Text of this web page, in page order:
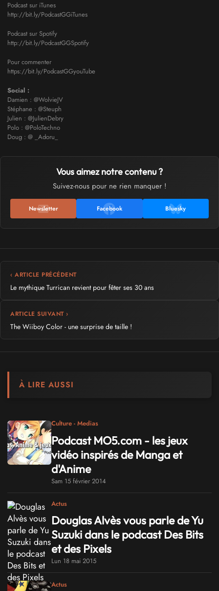
Podcast sur iTunes
http://bit.ly/PodcastGGiTunes
Podcast sur Spotify
http://bit.ly/PodcastGGSpotify
Pour commenter
https://bit.ly/PodcastGGyouTube
Social :
Damien : @WolvieJV
Stéphane : @Steuph
Julien : @JulienDebry
Polo : @PoloTechno
Doug : @ _Adoru_
Vous aimez notre contenu ?
Suivez-nous pour ne rien manquer !
Newsletter Facebook Bluesky
‹ ARTICLE PRÉCÉDENT
Le mythique Turrican revient pour fêter ses 30 ans
ARTICLE SUIVANT ›
The Wiiboy Color - une surprise de taille !
À LIRE AUSSI
Culture - Medias
Podcast MO5.com - les jeux
vidéo inspirés de Manga et
d'Anime
Sam 15 février 2014
Actus
Douglas Alvès vous parle de Yu
Suzuki dans le podcast Des Bits
et des Pixels
Lun 18 mai 2015
Actus